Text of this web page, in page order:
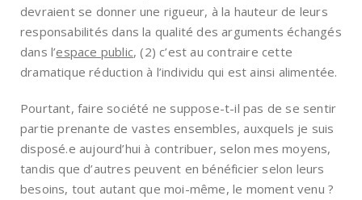
devraient se donner une rigueur, à la hauteur de leurs
responsabilités dans la qualité des arguments échangés
dans l’espace public, (2) c’est au contraire cette
dramatique réduction à l’individu qui est ainsi alimentée.
Pourtant, faire société ne suppose-t-il pas de se sentir
partie prenante de vastes ensembles, auxquels je suis
disposé.e aujourd’hui à contribuer, selon mes moyens,
tandis que d’autres peuvent en bénéficier selon leurs
besoins, tout autant que moi-même, le moment venu ?